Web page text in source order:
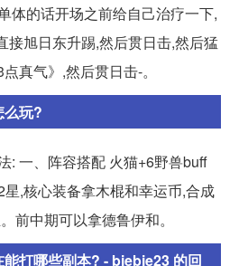
体的话开场之前给自己治疗一下,
接旭日东升踢,然后贯日击,然后猛
真气》,然后贯日击-。
么玩?
: 一、阵容搭配 火猫+6野兽buff
,核心装备拿木棍和幸运币,合成
前中期可以拿德鲁伊和。
打哪些副本? - biebie23 的回